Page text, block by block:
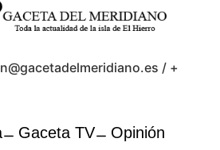
/ +
Gaceta TV
Opinión